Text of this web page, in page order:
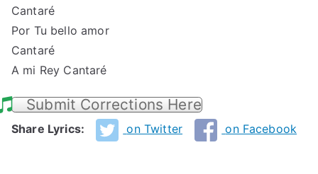
Cantaré
Por Tu bello amor
Cantaré
A mi Rey Cantaré
Submit Corrections Here
Share Lyrics: on Twitter on Facebook